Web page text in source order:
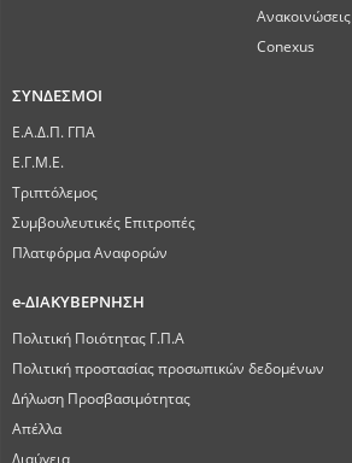
Ανακοινώσεις
Conexus
ΣΥΝΔΕΣΜΟΙ
Ε.Α.Δ.Π. ΓΠΑ
Ε.Γ.Μ.Ε.
Τριπτόλεμος
Συμβουλευτικές Επιτροπές
Πλατφόρμα Αναφορών
e-ΔΙΑΚΥΒΕΡΝΗΣΗ
Πολιτική Ποιότητας Γ.Π.Α
Πολιτική προστασίας προσωπικών δεδομένων
Δήλωση Προσβασιμότητας
Απέλλα
Διαύγεια